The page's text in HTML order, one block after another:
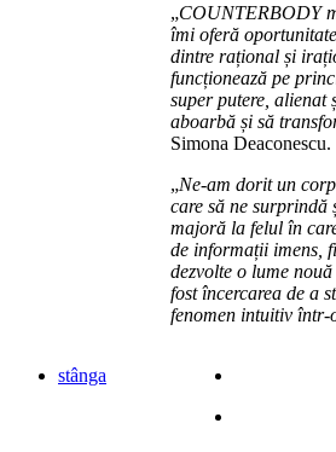
„COUNTERBODY
îmi oferă
dintre rațional și
funcționează pe
super putere, alienat
aboarbă și să
Simona Deaconescu.
„Ne-am dorit un
care să ne surprindă
majoră la felul în
de informații imens,
dezvolte o lume
fost încercarea de a
fenomen intuitiv într-
stânga